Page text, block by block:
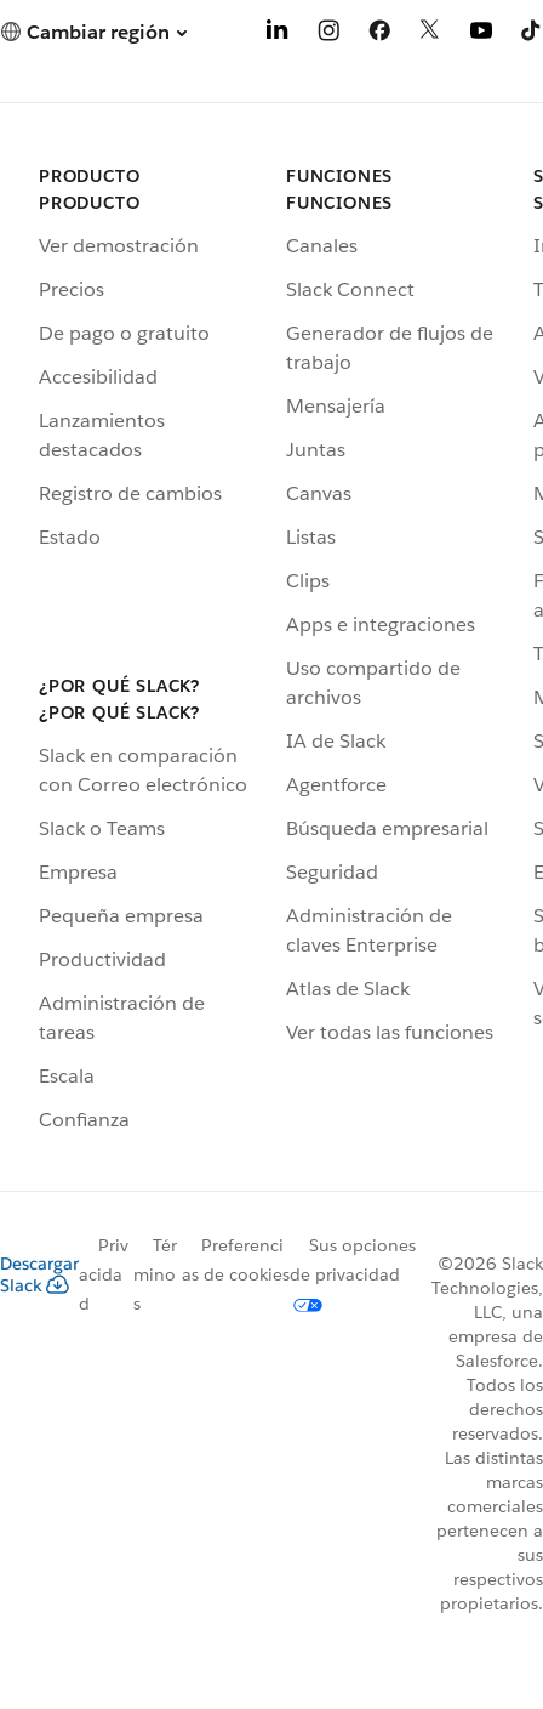
Cambiar región
PRODUCTO
PRODUCTO
Ver demostración
Precios
De pago o gratuito
Accesibilidad
Lanzamientos
destacados
Registro de cambios
Estado
¿POR QUÉ SLACK?
¿POR QUÉ SLACK?
Slack en comparación
con Correo electrónico
Slack o Teams
Empresa
Pequeña empresa
Productividad
Administración de
tareas
Escala
Confianza
FUNCIONES
FUNCIONES
Canales
Slack Connect
Generador de flujos de
trabajo
Mensajería
Juntas
Canvas
Listas
Clips
Apps e integraciones
Uso compartido de
archivos
IA de Slack
Agentforce
Búsqueda empresarial
Seguridad
Administración de
claves Enterprise
Atlas de Slack
Ver todas las funciones
Descargar
Slack
Priv
acida
d
Tér
mino
s
Preferenci
as de cookies
Sus opciones
de privacidad
©2026 Slack
Technologies,
LLC, una
empresa de
Salesforce.
Todos los
derechos
reservados.
Las distintas
marcas
comerciales
pertenecen a
sus
respectivos
propietarios.